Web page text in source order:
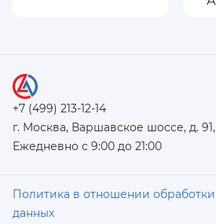
+7 (499) 213-12-14
г. Москва, Варшавское шоссе, д. 91,
Ежедневно с 9:00 до 21:00
Политика в отношении
данных